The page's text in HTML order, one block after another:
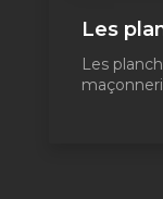
Les
Les